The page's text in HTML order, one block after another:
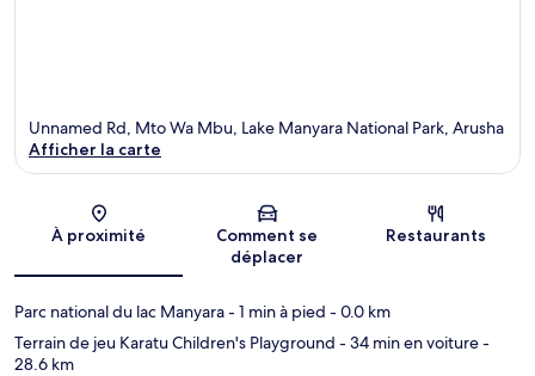
Carte
Unnamed Rd, Mto Wa Mbu, Lake Manyara National Park, Arusha
Afficher la carte
À proximité
Comment se
déplacer
Restaurants
Parc national du lac Manyara- 1 min à pied - 0.0 km
Terrain de jeu Karatu Children's Playground - 34 min en voiture-
28.6 km